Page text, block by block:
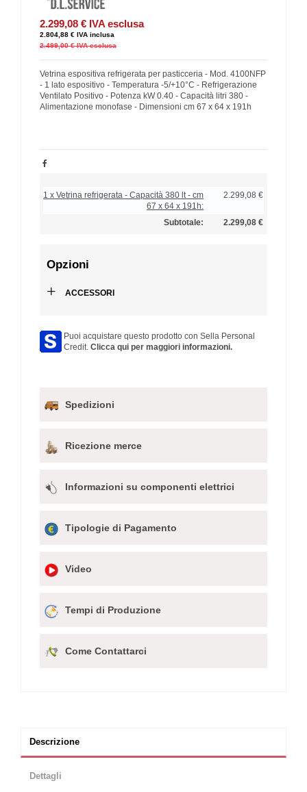
2.299,08 € IVA esclusa
2.804,88 € IVA inclusa
2.499,00 € IVA esclusa
Vetrina espositiva refrigerata per pasticceria - Mod. 4100NFP
- 1 lato espositivo - Temperatura -5/+10°C - Refrigerazione
Ventilato Positivo - Potenza kW 0.40 - Capacità litri 380 -
Alimentazione monofase - Dimensioni cm 67 x 64 x 191h
1 x Vetrina refrigerata - Capacità 380 lt - cm
67 x 64 x 191h:
2.299,08 €
Subtotale: 2.299,08 €
Opzioni
+ ACCESSORI
Puoi acquistare questo prodotto con Sella Personal
Credit. Clicca qui per maggiori informazioni.
Spedizioni
Ricezione merce
Informazioni su componenti elettrici
Tipologie di Pagamento
Video
Tempi di Produzione
Come Contattarci
Descrizione
Dettagli